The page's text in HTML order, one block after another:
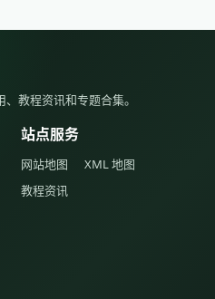
教程资讯和专题合集。
站点服务
网站地图
XML 地图
教程资讯